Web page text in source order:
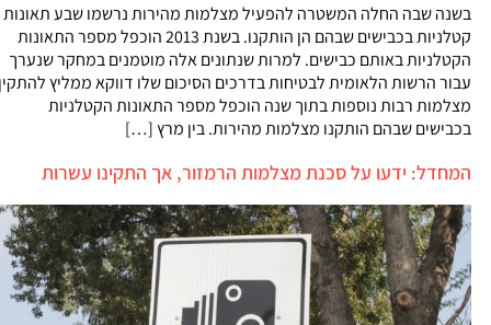
בשנה שבה החלה המשטרה להפעיל מצלמות מהירות נרשמו שבע תאונות
קטלניות בכבישים שבהם הן הותקנו. בשנת 2013 הוכפל מספר התאונות
הקטלניות באותם כבישים. למרות שנתונים אלה מוטמנים במחקר שנערך
עבור הרשות הלאומית לבטיחות בדרכים הסיכום שלו דווקא ממליץ להתקין
מצלמות רבות נוספות בתוך שנה הוכפל מספר התאונות הקטלניות
בכבישים שבהם הותקנו מצלמות מהירות. בין מרץ […]
המחדל: ידעו על סכנת מצלמות הרמזור, אך התקינו עשרות